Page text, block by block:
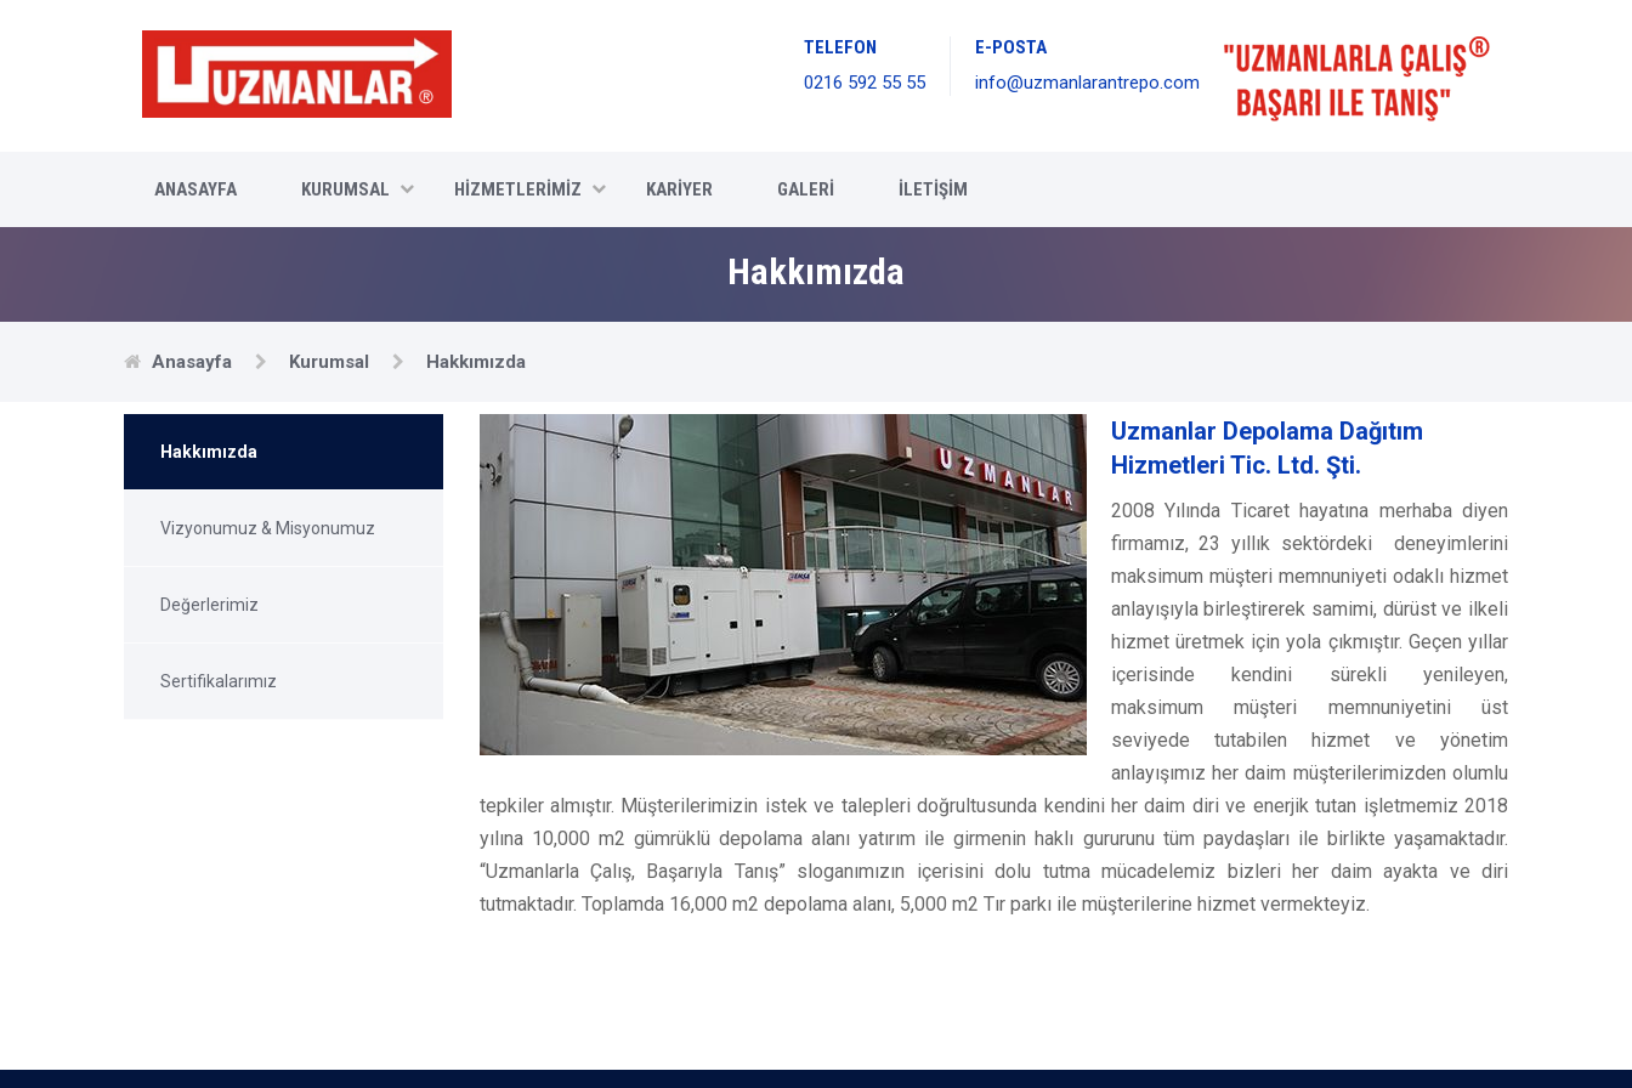
TELEFON
0216 592 55 55
E-POSTA
info@uzmanlarantrepo.com
ANASAYFA KURUMSAL HİZMETLERİMİZ KARİYER GALERİ İLETİŞİM
Hakkımızda
Anasayfa Kurumsal Hakkımızda
Uzmanlar Depolama Dağıtım
Hizmetleri Tic. Ltd. Şti.
2008 Yılında Ticaret hayatına merhaba diyen
firmamız, 23 yıllık sektördeki deneyimlerini
maksimum müşteri memnuniyeti odaklı hizmet
anlayışıyla birleştirerek samimi, dürüst ve ilkeli
hizmet üretmek için yola çıkmıştır. Geçen yıllar
içerisinde kendini sürekli yenileyen,
maksimum müşteri memnuniyetini üst
seviyede tutabilen hizmet ve yönetim
anlayışımız her daim müşterilerimizden olumlu
tepkiler almıştır. Müşterilerimizin istek ve talepleri doğrultusunda kendini her daim diri ve enerjik tutan işletmemiz 2018
yılına 10,000 m2 gümrüklü depolama alanı yatırım ile girmenin haklı gururunu tüm paydaşları ile birlikte yaşamaktadır.
“Uzmanlarla Çalış, Başarıyla Tanış” sloganımızın içerisini dolu tutma mücadelemiz bizleri her daim ayakta ve diri
tutmaktadır. Toplamda 16,000 m2 depolama alanı, 5,000 m2 Tır parkı ile müşterilerine hizmet vermekteyiz.
Hakkımızda
Vizyonumuz & Misyonumuz
Değerlerimiz
Sertifikalarımız